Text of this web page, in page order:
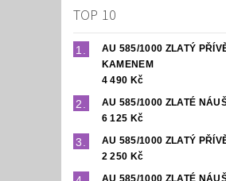
TOP 10
AU 585/1000 ZLATÝ
KAMENEM
4 490 Kč
AU 585/1000 ZLATÉ
6 125 Kč
AU 585/1000 ZLATÝ
2 250 Kč
AU 585/1000 ZLATÉ